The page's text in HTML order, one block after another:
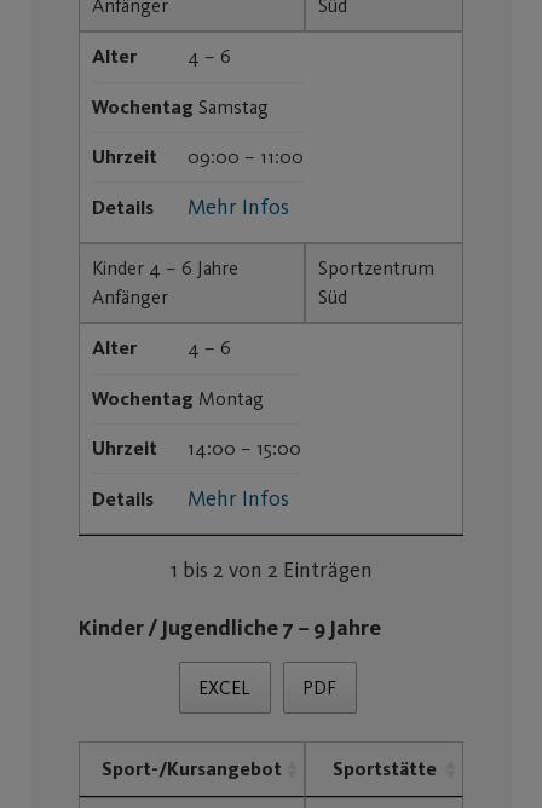
Anfänger Süd
Alter 4 – 6
Wochentag Samstag
Uhrzeit 09:00 – 11:00
Details Mehr Infos
Kinder 4 – 6 Jahre
Anfänger
Sportzentrum
Süd
Alter 4 – 6
Wochentag Montag
Uhrzeit 14:00 – 15:00
Details Mehr Infos
1 bis 2 von 2 Einträgen
Kinder / Jugendliche 7 – 9 Jahre
EXCEL PDF
Sport-/Kursangebot Sportstätte